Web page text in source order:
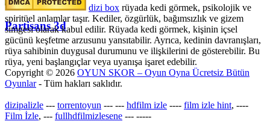
Partisans 3d
dizi box rüyada kedi görmek​, psikolojik ve
spiritüel anlamlar taşır. Kediler, özgürlük, bağımsızlık ve gizem
simgesi olarak kabul edilir. Rüyada kedi görmek, kişinin içsel
gücünü keşfetme arzusunu yansıtabilir. Ayrıca, kedinin davranışları,
rüya sahibinin duygusal durumunu ve ilişkilerini de gösterebilir. Bu
rüya, yeni başlangıçlar veya uyanışa işaret edebilir.
Copyright © 2026 OYUN SKOR – Oyun Oyna Ücretsiz Bütün
Oyunlar- Tüm hakları saklıdır.
dizipalizle --- torrentoyun --- --- hdfilm izle ---- film izle hint, ----
Film İzle, --- fullhdfilmizlesene --- -----